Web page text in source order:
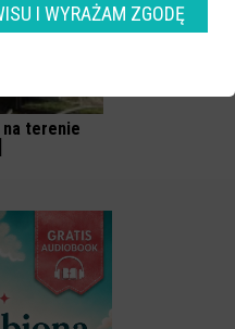
na terenie
I WYRAŻAM ZGODĘ